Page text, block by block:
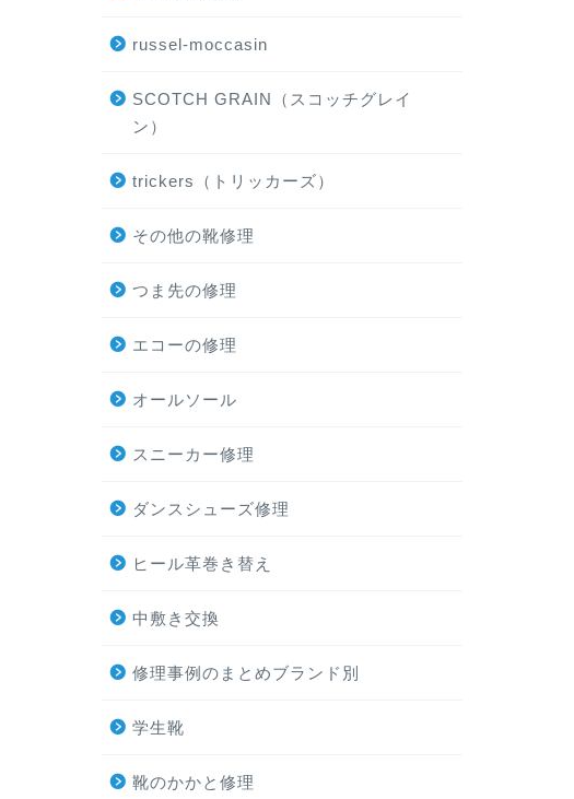
russel-moccasin
SCOTCH GRAIN（スコッチグレイ
ン）
trickers（トリッカーズ）
その他の靴修理
つま先の修理
エコーの修理
オールソール
スニーカー修理
ダンスシューズ修理
ヒール革巻き替え
中敷き交換
修理事例のまとめブランド別
学生靴
靴のかかと修理